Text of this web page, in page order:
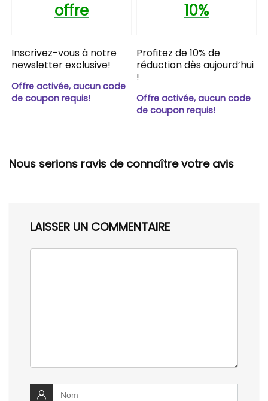
offre
Inscrivez-vous à notre
newsletter exclusive!
Offre activée, aucun code
de coupon requis!
10%
Profitez de 10% de
réduction dès aujourd’hui
!
Offre activée, aucun code
de coupon requis!
Nous serions ravis de connaître votre avis
LAISSER UN COMMENTAIRE